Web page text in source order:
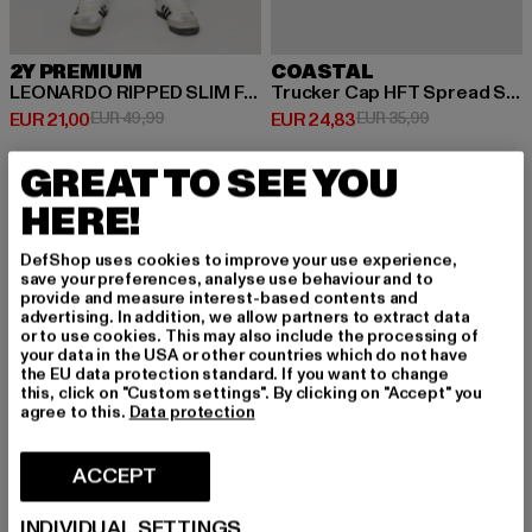
2Y PREMIUM
LEONARDO RIPPED SLIM FIT JEANS
EUR 21,00
Huidige prijs: EUR 21,00
EUR 49,99Actieprijs: EUR 49,99
COASTAL
Trucker Cap HFT Spread Stoke
EUR 24,83
Huidige prijs: EUR 24,83
EUR 35,99Actieprijs:
-29%
GREAT TO SEE YOU
HERE!
DefShop uses cookies to improve your use experience,
save your preferences, analyse use behaviour and to
provide and measure interest-based contents and
advertising. In addition, we allow partners to extract data
or to use cookies. This may also include the processing of
your data in the USA or other countries which do not have
the EU data protection standard. If you want to change
this, click on "Custom settings". By clicking on "Accept" you
agree to this. Data protection
ACCEPT